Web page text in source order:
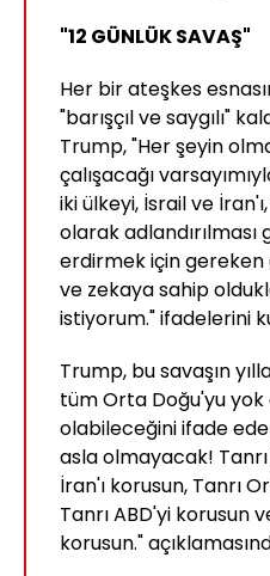
"12 GÜNLÜK SAVAŞ"
Her bir ateşkes
"barışçıl ve saygılı"
Trump, "Her şeyin
çalışacağı
iki ülkeyi, İsrail ve
olarak
erdirmek için gereken
ve zekaya sahip
istiyorum." ifadelerini
Trump, bu savaşın
tüm Orta Doğu'yu
olabileceğini ifade
asla olmayacak!
İran'ı korusun, Tanrı
Tanrı ABD'yi korusun
korusun."